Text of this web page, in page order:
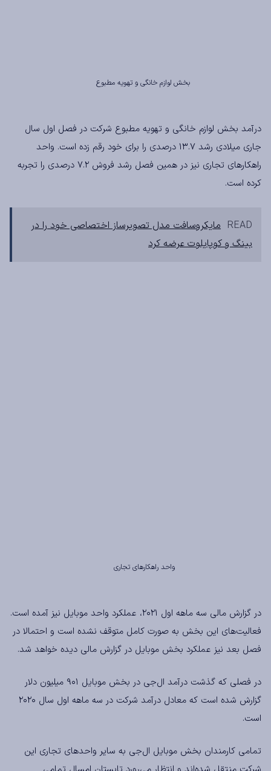
بخش لوازم خانگی و تهویه مطبوع
درآمد بخش لوازم خانگی و تهویه مطبوع شرکت در فصل اول سال
جاری میلادی رشد ۱۳.۷ درصدی را برای خود رقم زده است. واحد
راهکارهای تجاری نیز در همین فصل رشد فروش ۷.۲ درصدی را تجربه
کرده است.
READ مایکروسافت مدل تصویرساز اختصاصی خود را در
بینگ و کوپایلوت عرضه کرد
واحد راهکارهای تجاری
در گزارش مالی سه ماهه اول ۲۰۲۱، عملکرد واحد موبایل نیز آمده است.
فعالیت‌های این بخش به صورت کامل متوقف نشده است و احتمالا در
فصل بعد نیز عملکرد بخش موبایل در گزارش مالی دیده خواهد شد.
در فصلی که گذشت درآمد ال‌جی در بخش موبایل ۹۰۱ میلیون دلار
گزارش شده است که معادل درآمد شرکت در سه ماهه اول سال ۲۰۲۰
است.
تمامی کارمندان بخش موبایل ال‌جی به سایر واحدهای تجاری این